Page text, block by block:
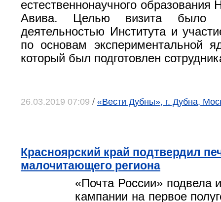
естественнонаучного образования
Авива. Целью визита было
деятельностью Института и
по основам экспериментальной
который был подготовлен
26.03.2019 07:09 / «Вести Дубны», г. Дубна,
Красноярский край подтвердил
малочитающего региона
«Почта России» подвела
кампании на первое